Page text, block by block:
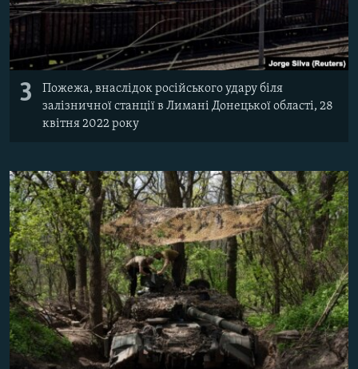
3
Пожежа, внаслідок російського удару біля
залізничної станції в Лимані Донецької області, 28
квітня 2022 року